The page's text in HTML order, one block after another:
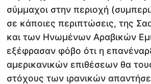
σύμμαχοι στην περιοχή
σε κάποιες περιπτώσεις, της
και των Ηνωμένων Αραβικών
εξέφρασαν φόβο ότι η
αμερικανικών επιθέσεων θα
στόχους των ιρανικών